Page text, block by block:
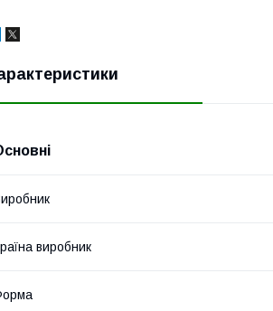
виробник